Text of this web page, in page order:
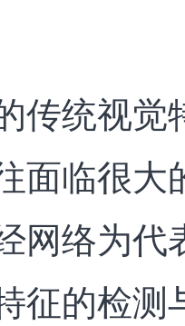
传统视
面临很大
网络为
征的检测